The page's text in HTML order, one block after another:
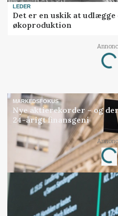
LEDER
Det er en uskik at
økoproduktion
MARKEDSFOKUS
Nye aktierekorder – og
24-årigt finansgeni